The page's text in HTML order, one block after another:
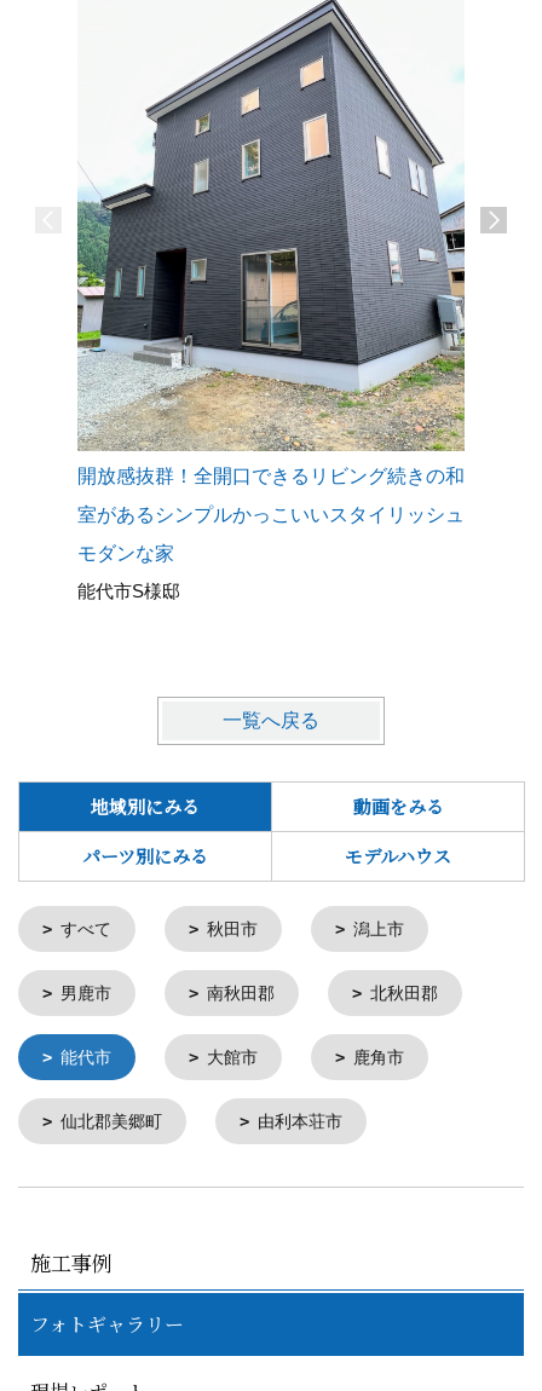
開放感抜群！全開口できるリビング続きの和
室があるシンプルかっこいいスタイリッシュ
モダンな家
能代市S様邸
一覧へ戻る
地域別にみる
動画をみる
パーツ別にみる
モデルハウス
すべて 秋田市 潟上市
男鹿市 南秋田郡 北秋田郡
能代市 大館市 鹿角市
仙北郡美郷町 由利本荘市
施工事例
フォトギャラリー